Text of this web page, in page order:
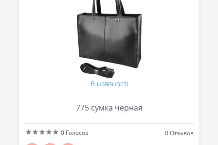
(095) 706-69-33
В наявності
775 сумка черная
0 Голосов 0Отзывов